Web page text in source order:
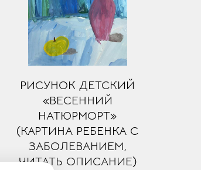
РИСУНОК ДЕТСКИЙ
«ВЕСЕННИЙ
НАТЮРМОРТ»
(КАРТИНА РЕБЕНКА С
ЗАБОЛЕВАНИЕМ,
ЧИТАТЬ ОПИСАНИЕ)